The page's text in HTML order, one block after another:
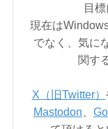
目
現在は
でなく、気に
関す
X（旧Twitter）
Mastodon